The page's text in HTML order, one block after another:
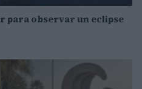
para observar un eclipse